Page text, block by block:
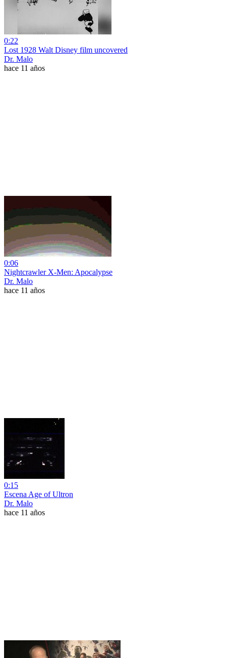
0:22
Lost 1928 Walt Disney film uncovered
Dr. Malo
hace 11 años
0:06
Nightcrawler X-Men: Apocalypse
Dr. Malo
hace 11 años
0:15
Escena Age of Ultron
Dr. Malo
hace 11 años